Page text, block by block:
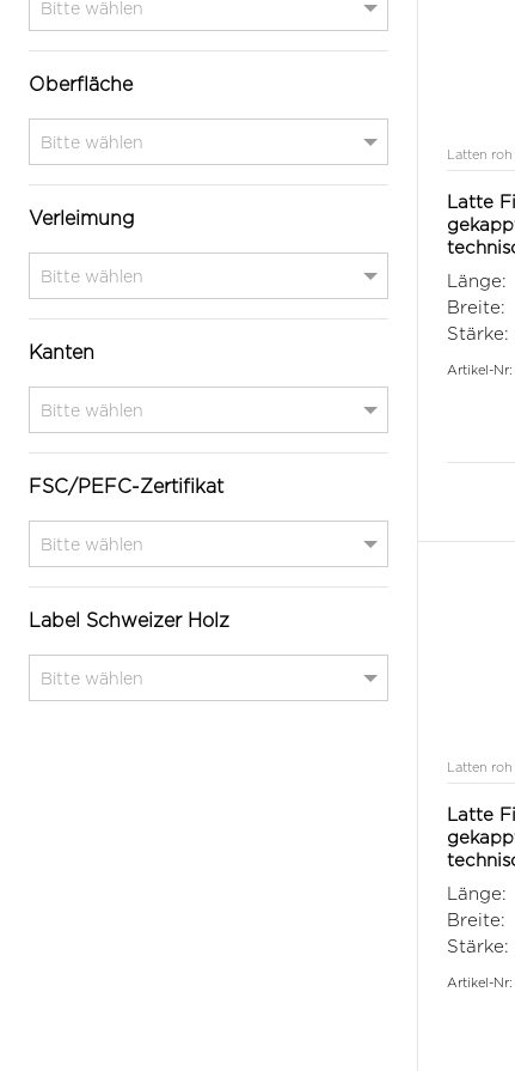
Oberfläche
Verleimung
Kanten
FSC/PEFC-Zertifikat
Label Schweizer Holz
Latten roh
Latte
Länge:
Breite:
Stärke:
Artikel-Nr:
Latten roh
Latte
Länge:
Breite:
Stärke:
Artikel-Nr: